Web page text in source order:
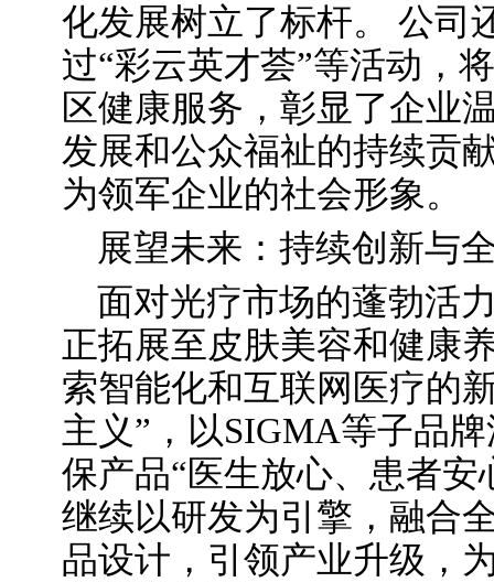
化发展树立了标杆。 公司
过“彩云英才荟”等活动，
区健康服务，彰显了企业
发展和公众福祉的持续贡
为领军企业的社会形象。
展望未来：持续创新与
面对光疗市场的蓬勃活
正拓展至皮肤美容和健康
索智能化和互联网医疗的
主义”，以SIGMA等子品
保产品“医生放心、患者安
继续以研发为引擎，融合
品设计，引领产业升级，